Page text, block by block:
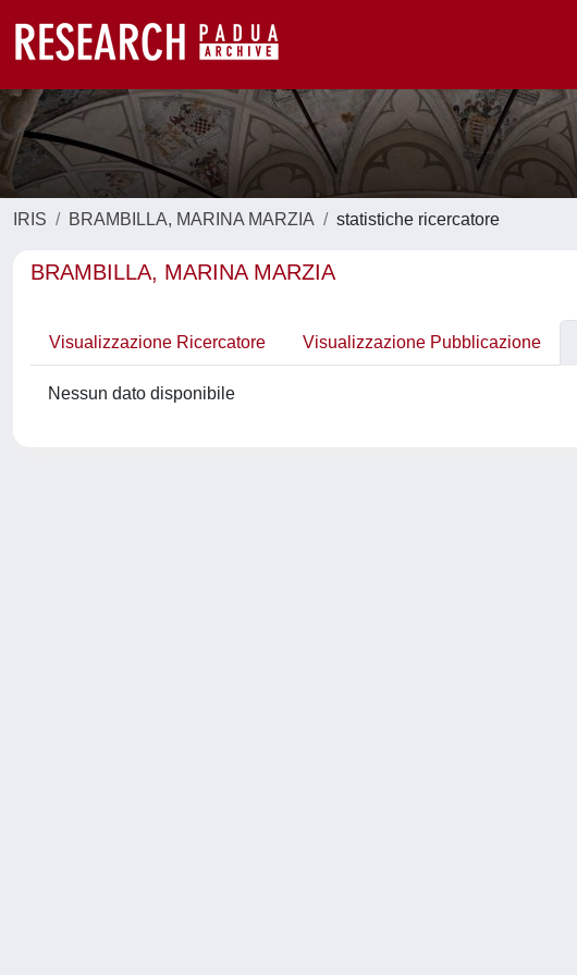
IRIS BRAMBILLA, MARINA MARZIA statistiche ricercatore
BRAMBILLA, MARINA MARZIA
Visualizzazione Ricercatore Visualizzazione Pubblicazione
Nessun dato disponibile